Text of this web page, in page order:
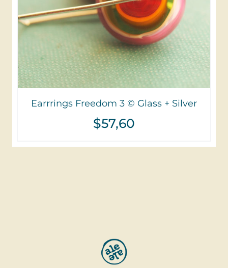
Earrrings Freedom 3 © Glass + Silver
$57,60